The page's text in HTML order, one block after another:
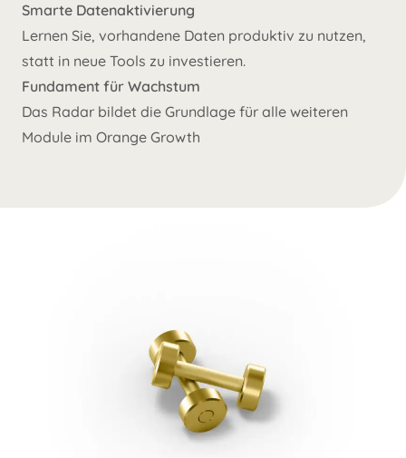
Smarte Datenaktivierung
Lernen Sie, vorhandene Daten produktiv zu nutzen,
statt in neue Tools zu investieren.
Fundament für Wachstum
Das Radar bildet die Grundlage für alle weiteren
Module im Orange Growth